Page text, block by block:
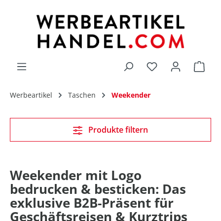
Du hast 0
Werbeartikel Taschen Weekender
Weekender mit Logo
bedrucken & besticken: Das
exklusive B2B-Präsent für
Geschäftsreisen & Kurztrips
Produkte filtern